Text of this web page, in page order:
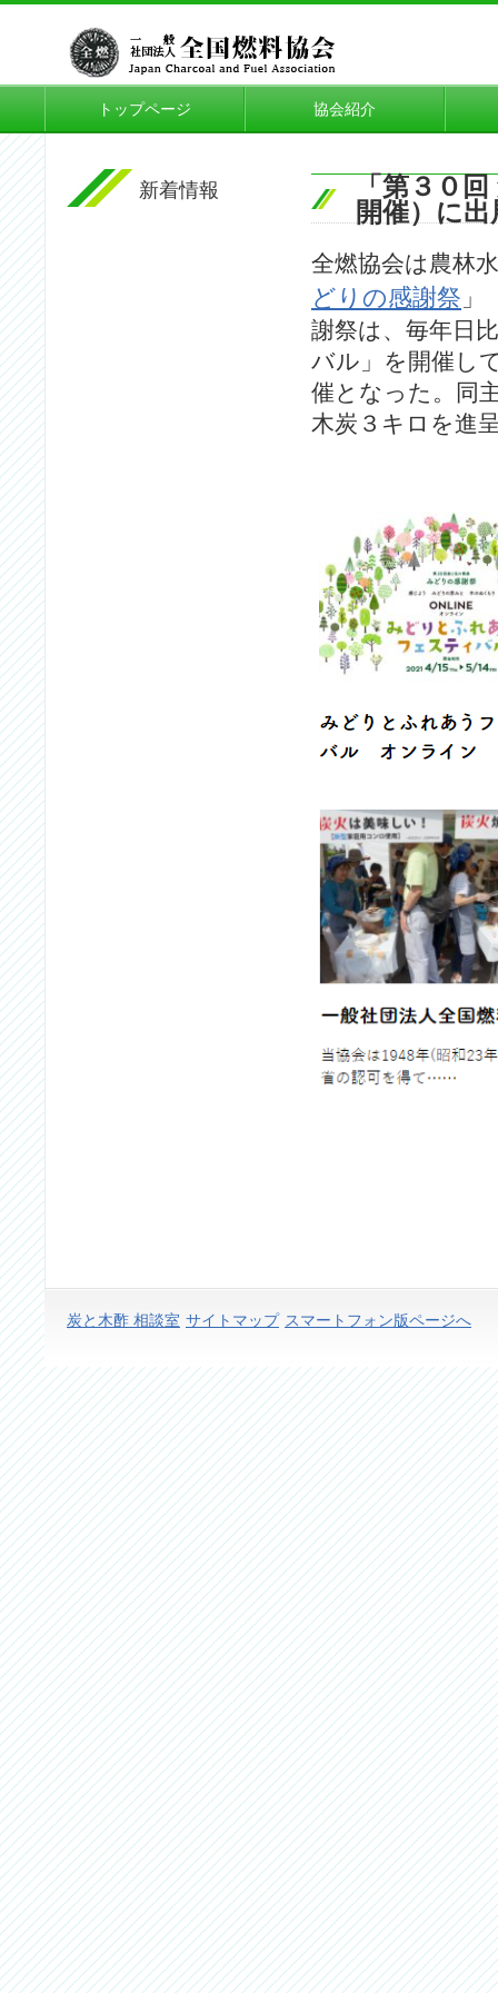
トップページ 協会紹介
新着情報
「第３０
開催）に出
全燃協会は農林
どりの感謝祭 」
謝祭は、毎年日
バル」を開催し
催となった。同
木炭３キロを進
炭と木酢 相談室 サイトマップ スマートフォン版ページへ